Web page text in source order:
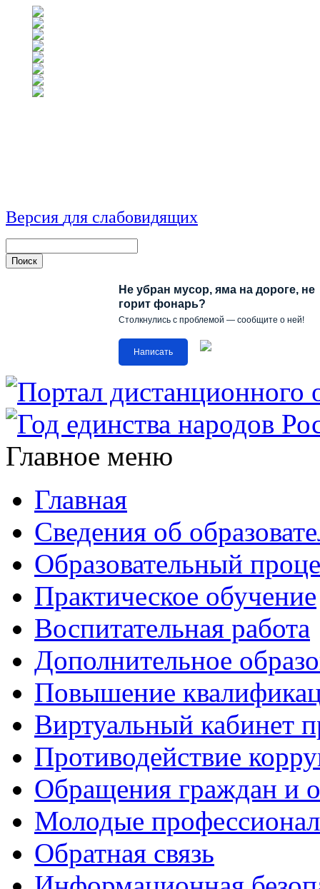
Версия для слабовидящих
Не убран мусор, яма на дороге, не
горит фонарь?
Столкнулись с проблемой — сообщите о ней!
Написать
Главное меню
Главная
Сведения об
Образовательный
Практическое обучение
Воспитательная работа
Дополнительное
Повышение
Виртуальный кабинет
Противодействие
Обращения граждан и
Молодые
Обратная связь